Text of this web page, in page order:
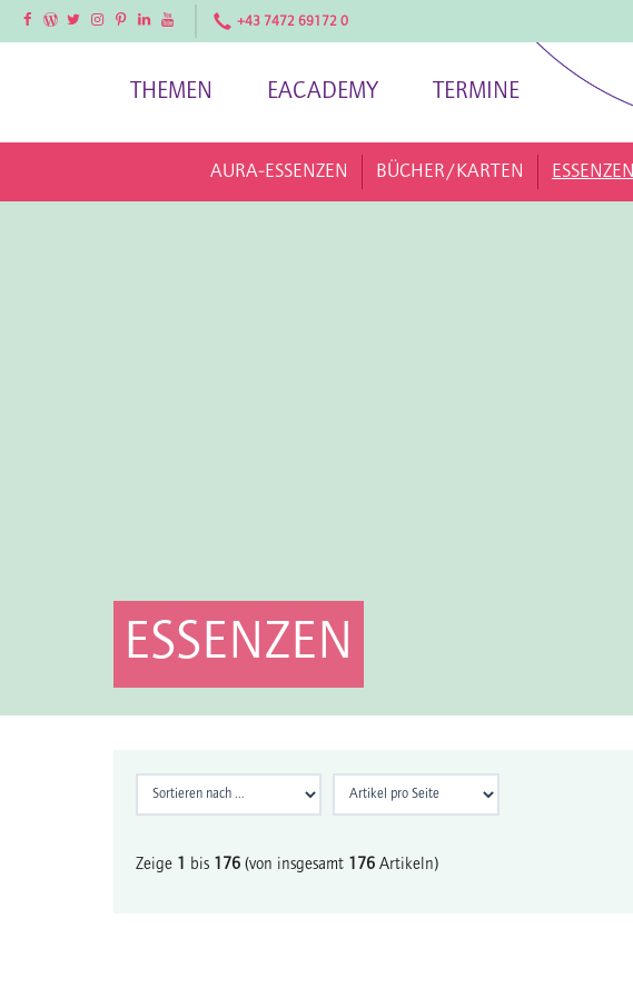
FacebookFacebookTwitterInstagramPinterestLinkedInYouTube +43 7472 69172 0
THEMEN EACADEMY TERMINE
AURA-ESSENZEN BÜCHER/KARTEN ESSENZEN
ESSENZEN
Zeige 1 bis 176 (von insgesamt 176 Artikeln)